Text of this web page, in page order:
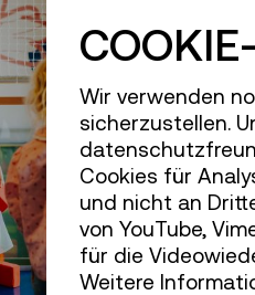
Wir verwenden
sicherzustellen.
Cookies für
und nicht an
von YouTube,
für die
Weitere